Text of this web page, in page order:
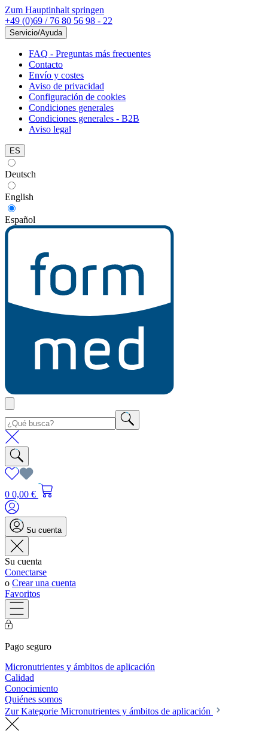
Zum Hauptinhalt springen
+49 (0)69 / 76 80 56 98 - 22
Servicio/Ayuda
FAQ - Preguntas más frecuentes
Contacto
Envío y costes
Aviso de privacidad
Configuración de cookies
Condiciones generales
Condiciones generales - B2B
Aviso legal
ES
Deutsch
English
Español
0 0,00 €
Su cuenta
Su cuenta
Conectarse
o Crear una cuenta
Favoritos
Pago seguro
Micronutrientes y ámbitos de aplicación
Calidad
Conocimiento
Quiénes somos
Zur Kategorie Micronutrientes y ámbitos de aplicación